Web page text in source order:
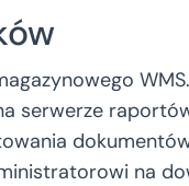
serwerze
na